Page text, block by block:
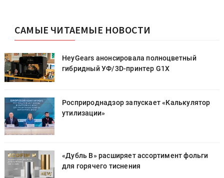
САМЫЕ ЧИТАЕМЫЕ НОВОСТИ
HeyGears анонсировала полноцветный
гибридный УФ/3D-принтер G1X
Росприроднадзор запускает «Калькулятор
утилизации»
«Дубль В» расширяет ассортимент фольги
для горячего тиснения